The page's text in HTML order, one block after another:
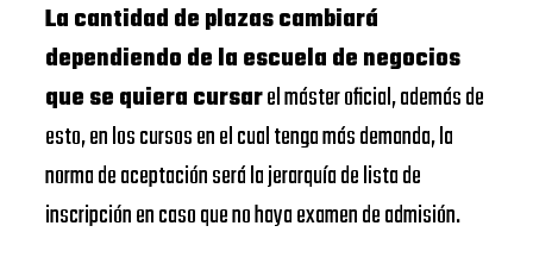
La cantidad de plazas cambiará
dependiendo de la escuela de negocios
que se quiera cursarel máster oficial, además de
esto, en los cursos en el cual tenga más demanda, la
norma de aceptación será la jerarquía de lista de
inscripción en caso que no haya examen de admisión.